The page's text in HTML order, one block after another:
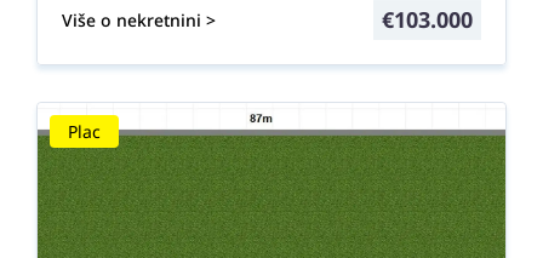
Više o nekretnini > €103.000
Plac